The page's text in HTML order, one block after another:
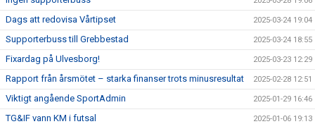
Dags att redovisa Vårtipset 2025-03-24 19:04
Supporterbuss till Grebbestad 2025-03-24 18:55
Fixardag på Ulvesborg! 2025-03-23 12:29
Rapport från årsmötet – starka finanser trots minusresultat 2025-02-28 12:51
Viktigt angående SportAdmin 2025-01-29 16:46
TG&IF vann KM i futsal 2025-01-06 19:13